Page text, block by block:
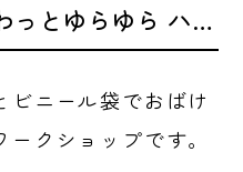
っとゆらゆら ハ…
ビニール袋でおばけ
クショップです。